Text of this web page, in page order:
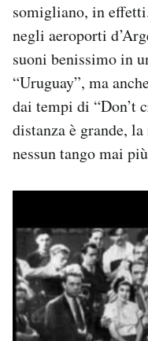
somigliano, in
negli aeroporti
suoni benissimo in
“Uruguay”, ma
dai tempi di “Don’t
distanza è grande,
nessun tango mai